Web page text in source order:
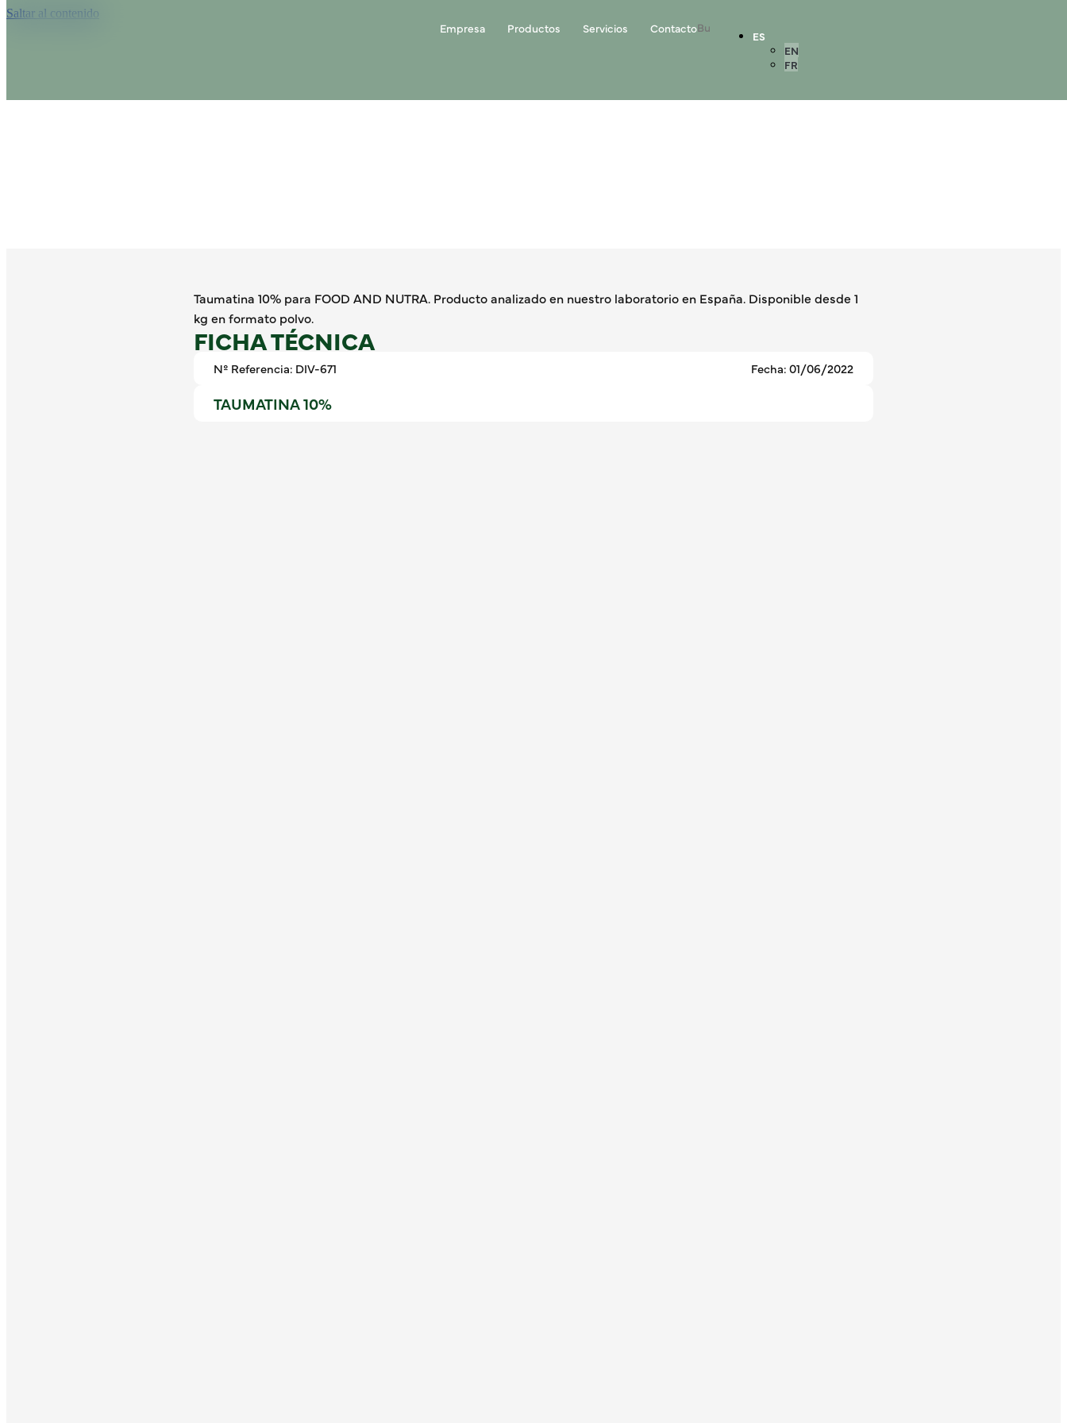
Saltar al contenido
Empresa Productos Servicios Contacto
ES
EN
FR
Taumatina 10% para FOOD AND NUTRA. Producto analizado en nuestro laboratorio en España. Disponible desde 1
kg en formato polvo.
FICHA TÉCNICA
Nº Referencia: DIV-671 Fecha: 01/06/2022
TAUMATINA 10%